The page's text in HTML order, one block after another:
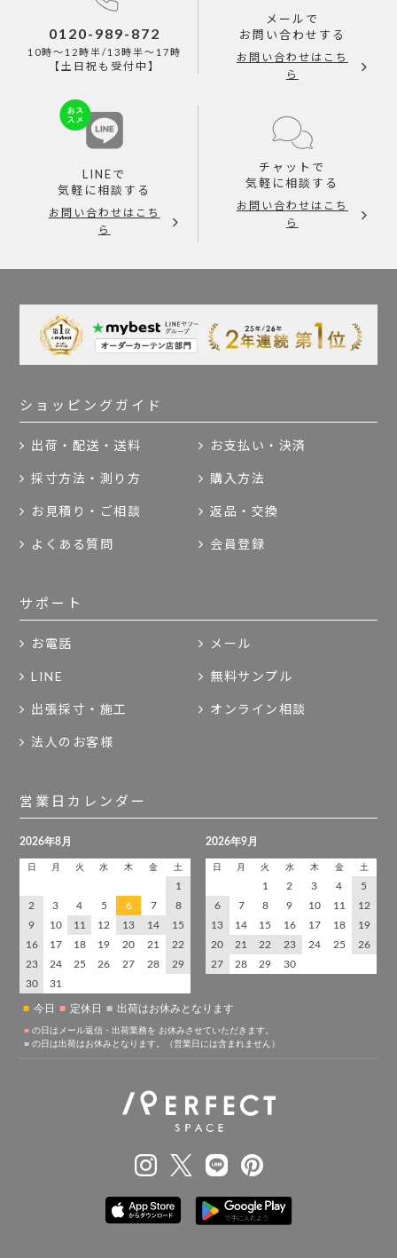
0120-989-872
10時～12時半/13時半～17時
【土日祝も受付中】
メールで
お問い合わせする
お問い合わせはこち
ら
LINEで
気軽に相談する
お問い合わせはこち
ら
チャットで
気軽に相談する
お問い合わせはこち
ら
ショッピングガイド
出荷・配送・送料 お支払い・決済
採寸方法・測り方 購入方法
お見積り・ご相談 返品・交換
よくある質問 会員登録
サポート
お電話 メール
LINE 無料サンプル
出張採寸・施工 オンライン相談
法人のお客様
営業日カレンダー